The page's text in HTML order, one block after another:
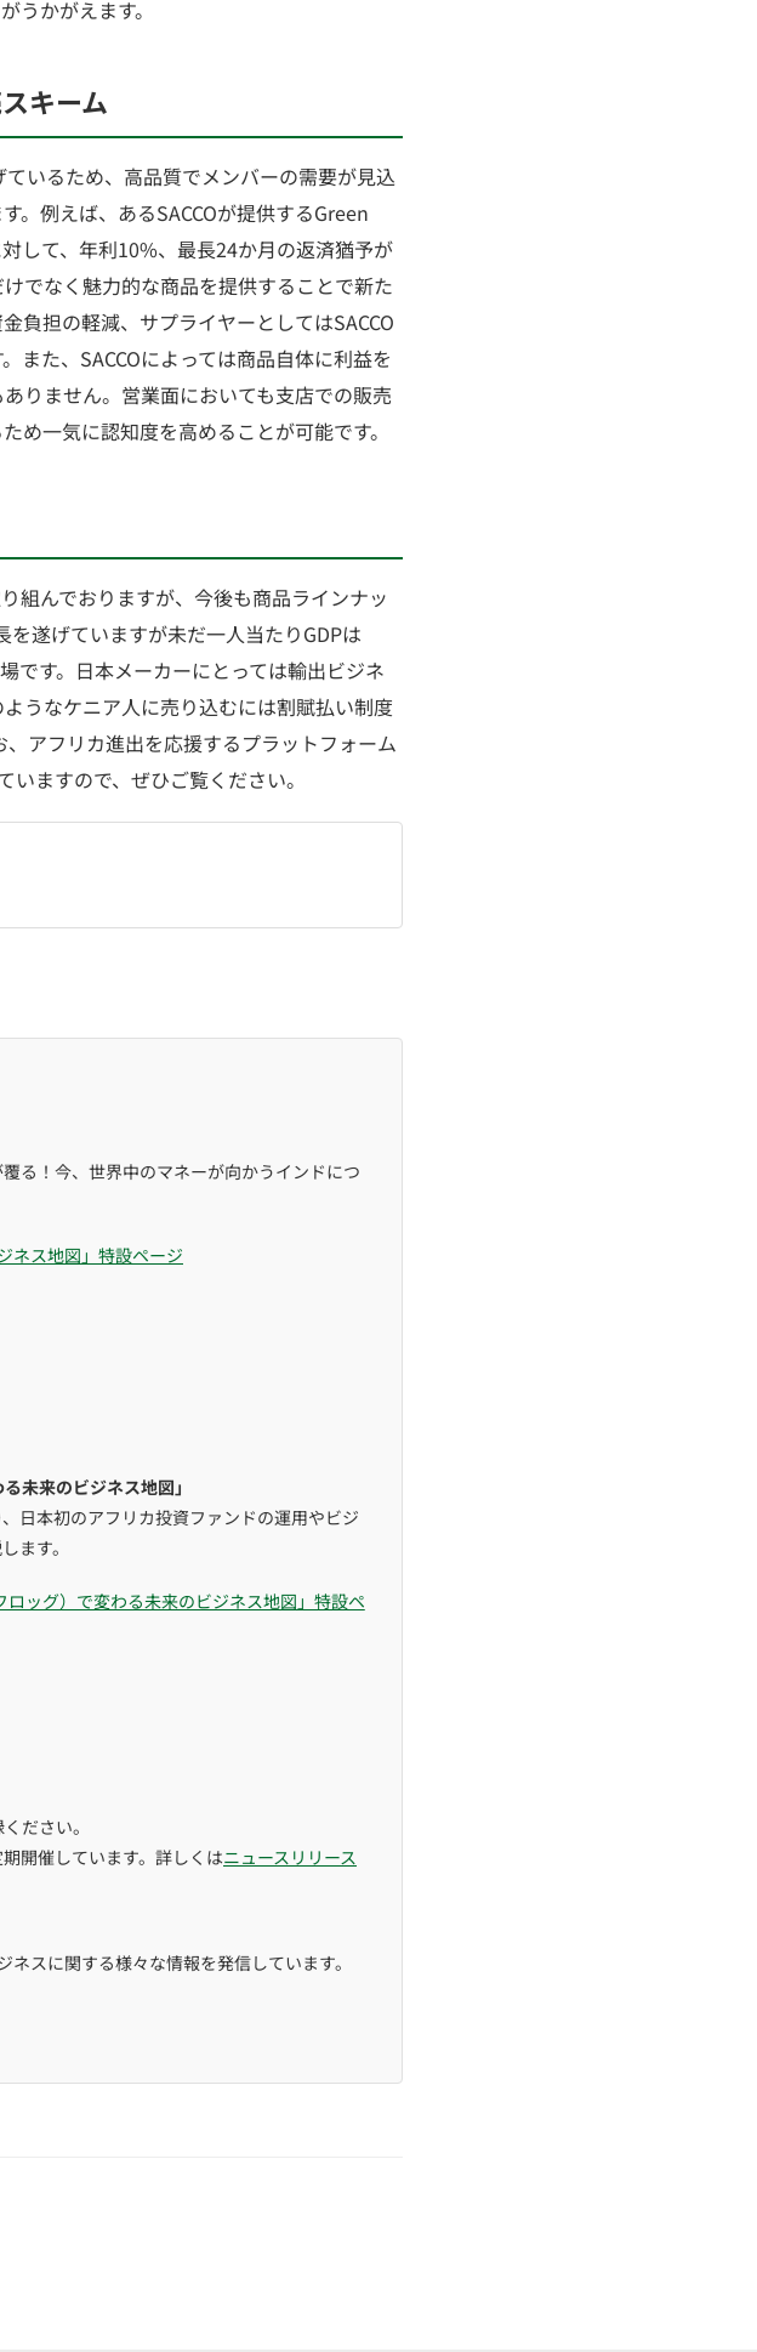
うかがえます。
キーム
いるため、高品質でメンバーの需要が見込
。例えば、あるSACCOが提供するGreen
して、年利10%、最長24か月の返済猶予が
でなく魅力的な商品を提供することで新た
負担の軽減、サプライヤーとしてはSACCO
また、SACCOによっては商品自体に利益を
りません。営業面においても支店での販売
め一気に認知度を高めることが可能です。
組んでおりますが、今後も商品ラインナッ
遂げていますが未だ一人当たりGDPは
です。日本メーカーにとっては輸出ビジネ
うなケニア人に売り込むには割賦払い制度
アフリカ進出を応援するプラットフォーム
いますので、ぜひご覧ください。
る！今、世界中のマネーが向かうインドにつ
ネス地図」特設ページ
未来のビジネス地図」
日本初のアフリカ投資ファンドの運用やビジ
ます。
ロッグ）で変わる未来のビジネス地図」特設ペ
ださい。
開催しています。詳しくはニュースリリース
ネスに関する様々な情報を発信しています。